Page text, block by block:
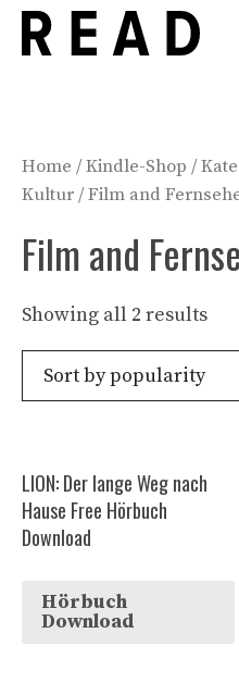
Zum
Inhalt
Home /Kindle-Shop /
Kultur/ Film and
Film and
Showing all 2 results
LION: Der lange Weg nach
Hause Free Hörbuch
Download
Hörbuch
Download